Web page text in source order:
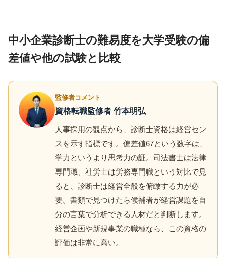
中小企業診断士の難易度を大学受験の偏
差値や他の試験と比較
監修者コメント
資格転職監修者 竹本明弘
人事採用の観点から、診断士資格は経営セン
スを示す指標です。偏差値67という数字は、
学力というより思考力の証。司法書士は法律
専門職、社労士は労務専門職という対比で見
ると、診断士は経営全般を俯瞰する力が必
要。書類で見つけたら候補者が経営課題を自
分の言葉で分析できる人材だと判断します。
経営企画や新規事業の職種なら、この資格の
評価は非常に高い。